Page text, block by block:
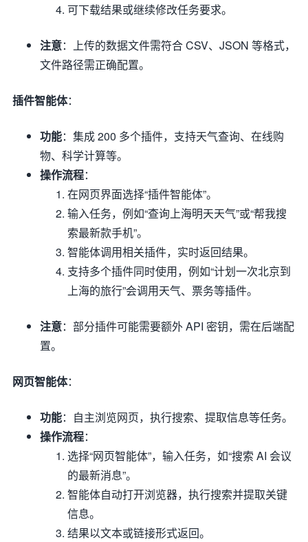
可下载结果或继续修改任务要求。
注意：上传的数据文件需符合 CSV、JSON 等格式，
文件路径需正确配置。
插件智能体：
功能：集成 200 多个插件，支持天气查询、在线购
物、科学计算等。
操作流程：
在网页界面选择“插件智能体”。
输入任务，例如“查询上海明天天气”或“帮我搜
索最新款手机”。
智能体调用相关插件，实时返回结果。
支持多个插件同时使用，例如“计划一次北京到
上海的旅行”会调用天气、票务等插件。
注意：部分插件可能需要额外 API 密钥，需在后端配
置。
网页智能体：
功能：自主浏览网页，执行搜索、提取信息等任务。
操作流程：
选择“网页智能体”，输入任务，如“搜索 AI 会议
的最新消息”。
智能体自动打开浏览器，执行搜索并提取关键
信息。
结果以文本或链接形式返回。